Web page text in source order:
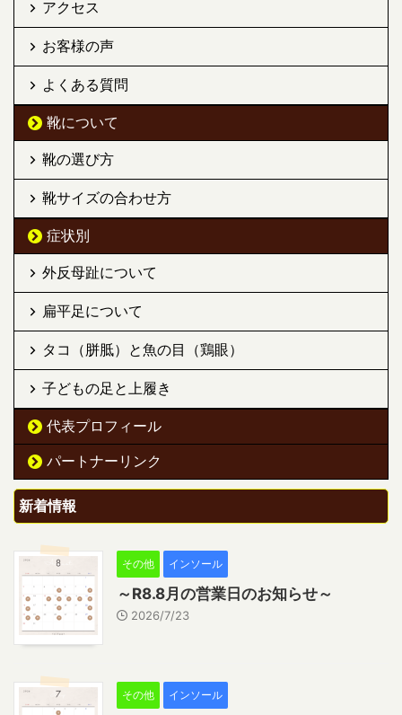
アクセス
お客様の声
よくある質問
靴について
靴の選び方
靴サイズの合わせ方
症状別
外反母趾について
扁平足について
タコ（胼胝）と魚の目（鶏眼）
子どもの足と上履き
代表プロフィール
パートナーリンク
新着情報
その他 インソール
～R8.8月の営業日のお知らせ～
2026/7/23
その他 インソール